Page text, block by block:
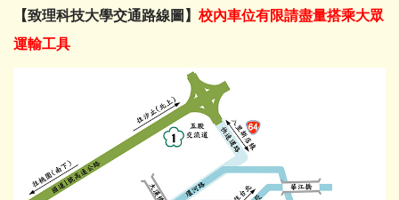
【致理科技大學交通路線圖】 校內車位有限請盡量搭乘大眾
運輸工具